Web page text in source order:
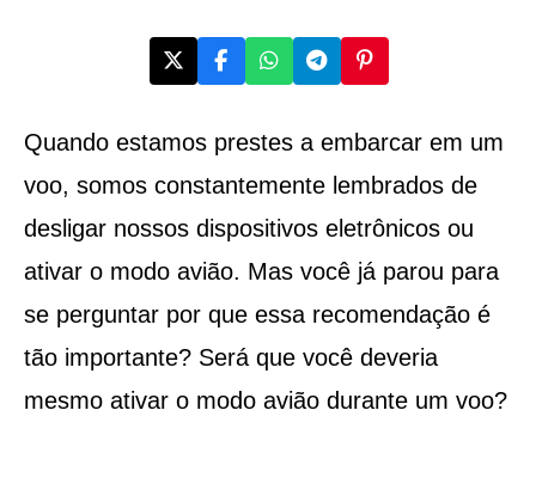
Quando estamos prestes a embarcar em um
voo, somos constantemente lembrados de
desligar nossos dispositivos eletrônicos ou
ativar o modo avião. Mas você já parou para
se perguntar por que essa recomendação é
tão importante? Será que você deveria
mesmo ativar o modo avião durante um voo?